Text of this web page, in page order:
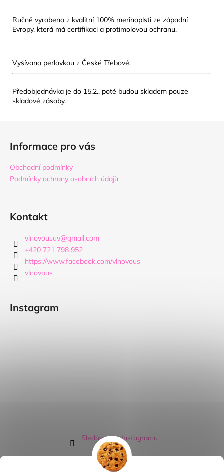
Ručně vyrobeno z kvalitní 100% merinoplsti ze západní
Evropy, která má certifikaci a protimolovou ochranu.
Vyšívano perlovkou z České Třebové.
Předobjednávka je do 15.2., poté budou skladem pouze
skladové zásoby.
Informace pro vás
Obchodní podmínky
Podmínky ochrany osobních údajů
Kontakt
vlnovousuv@gmail.com
+420 721 798 952
https://www.facebook.com/vlnovous
vlnovous
Instagram
Sledovat na Instagramu
Přijímáme online platby